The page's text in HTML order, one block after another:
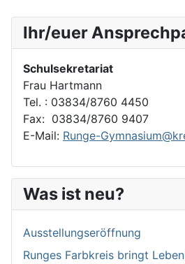
Ihr/euer
Schulsekretariat
Frau Hartmann
Tel. : 03834/8760 4450
Fax: 03834/8760 9407
E-Mail: Runge-
Was ist neu?
Ausstellungseröffnung
Runges Farbkreis bringt